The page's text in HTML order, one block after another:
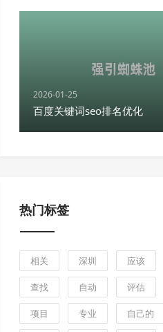
2026-01-25
百度关键词seo排名优化
热门标签
相关 深圳 应该
查找 自动 评估
项目 专业 自己的